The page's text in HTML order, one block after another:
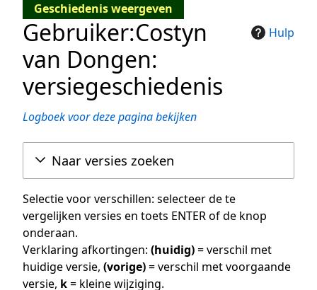
Geschiedenis weergeven
Hulp
Gebruiker:Costyn
van Dongen:
versiegeschiedenis
Logboek voor deze pagina bekijken
Naar versies zoeken
Selectie voor verschillen: selecteer de te
vergelijken versies en toets ENTER of de knop
onderaan.
Verklaring afkortingen: (huidig)= verschil met
huidige versie, (vorige)= verschil met voorgaande
versie, k= kleine wijziging.